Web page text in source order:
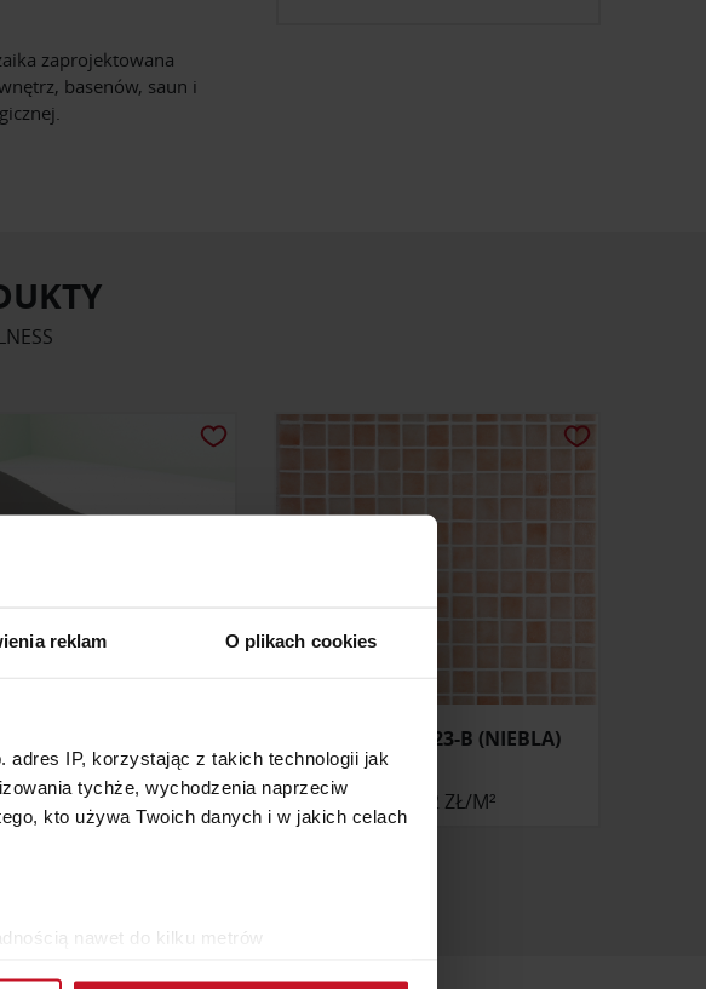
reklam O plikach cookies
adres IP, korzystając z takich technologii jak
tychże, wychodzenia naprzeciw
kto używa Twoich danych i w jakich celach
nawet do kilku metrów
zaprojektowana
basenów, saun i
8 174,58 ZŁ/SZT.
MOZAIKA 2523-B (NIEBLA)
258,12 ZŁ/M²